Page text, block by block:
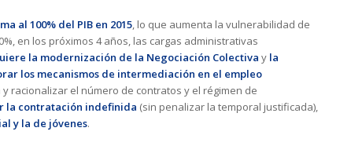
al 100% del PIB en 2015, lo que aumenta la vulnerabilidad de
en los próximos 4 años, las cargas administrativas
la modernización de la Negociación Colectiva y la
los mecanismos de intermediación en el empleo
racionalizar el número de contratos y el régimen de
la contratación indefinida (sin penalizar la temporal justificada),
y la de jóvenes.